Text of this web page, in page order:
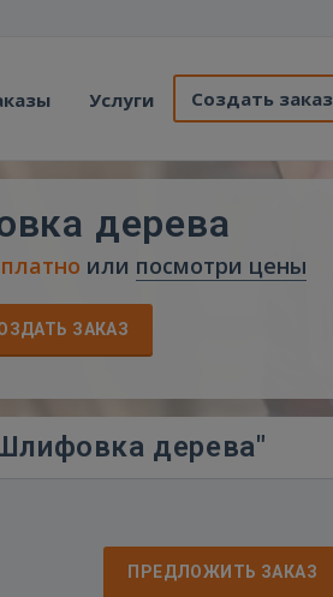
Услуги Создать заказ
дерева
или посмотри цены
ЗАКАЗ
дерева"
ПРЕДЛОЖИТЬ ЗАКАЗ